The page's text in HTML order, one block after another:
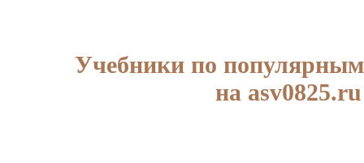
Учебники по
на asv0825.ru